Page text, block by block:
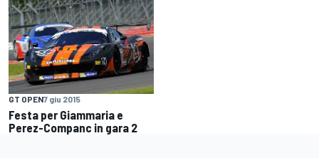
GT OPEN7 giu 2015
Festa per Giammaria e
Perez-Companc in gara 2